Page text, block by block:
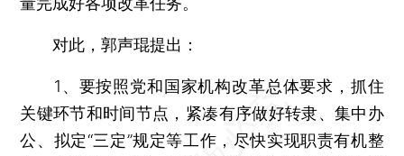
对此，郭声琨提出：
1、要按照党和国家机构改革总体要求，抓住
关键环节和时间节点，紧凑有序做好转隶、集中办
公、拟定“三定”规定等工作，尽快实现职责有机整